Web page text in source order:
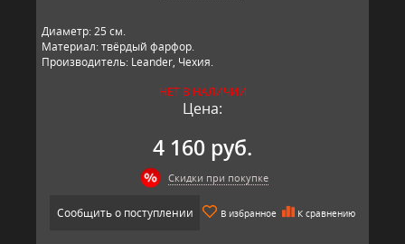
Диаметр: 25 см.
Материал: твёрдый фарфор.
Производитель: Leander, Чехия.
НЕТ В НАЛИЧИИ
Цена:
4 160 руб.
Скидки при покупке
Сообщить о поступлении В избранное К сравнению